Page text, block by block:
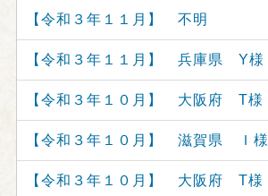
【令和３年１１月】 不明
【令和３年１１月】 兵庫県 Y様
【令和３年１０月】 大阪府 T様
【令和３年１０月】 滋賀県 Ｉ様
【令和３年１０月】 大阪府 T様